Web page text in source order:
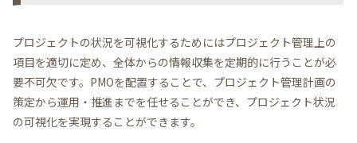
プロジェクトの状況を可視化するためにはプロジェクト管理上の
項目を適切に定め、全体からの情報収集を定期的に行うことが必
要不可欠です。PMOを配置することで、プロジェクト管理計画の
策定から運用・推進までを任せることができ、プロジェクト状況
の可視化を実現することができます。